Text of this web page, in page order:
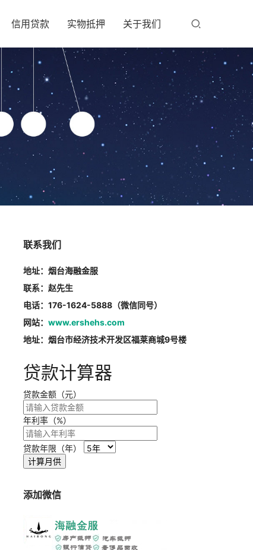
信用贷款 实物抵押 关于我们
联系我们
地址：烟台海融金服
联系：赵先生
电话：176-1624-5888（微信同号）
网站： www.ershehs.com
地址：烟台市经济技术开发区福莱商城9号楼
贷款计算器
贷款金额（元）
年利率（%）
贷款年限（年）
计算月供
添加微信